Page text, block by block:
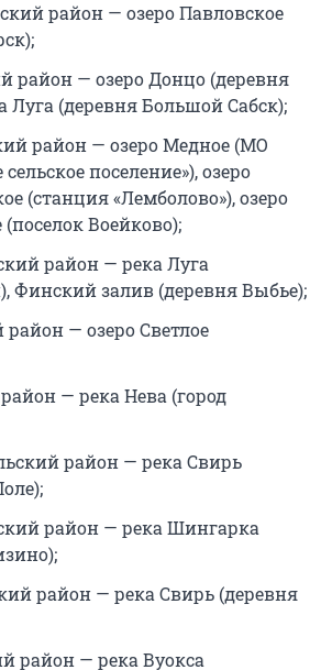
район — озеро Павловское
район — озеро Донцо (деревня
Луга (деревня Большой Сабск);
район — озеро Медное (МО
поселение»), озеро
(станция «Лемболово»), озеро
Воейково);
район — река Луга
Финский залив (деревня Выбье);
— озеро Светлое
— река Нева (город
район — река Свирь
район — река Шингарка
район — река Свирь (деревня
район — река Вуокса